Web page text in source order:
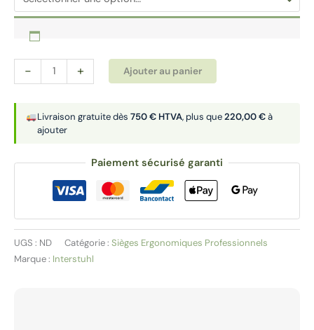
-
quantité
de
ergonomique
HEJ
HJ216
+ Ajouter au panier
Paiement sécurisé garanti
UGS : ND Catégorie : Sièges Ergonomiques Professionnels
Marque : Interstuhl
Livraison gratuite dès750 € HTVA, plus que220,00 €à
ajouter